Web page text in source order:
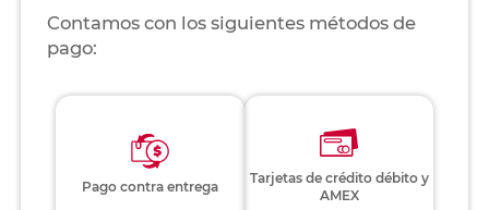
Contamos con los siguientes métodos de
pago:
Pago contra entrega
Tarjetas de crédito débito y
AMEX